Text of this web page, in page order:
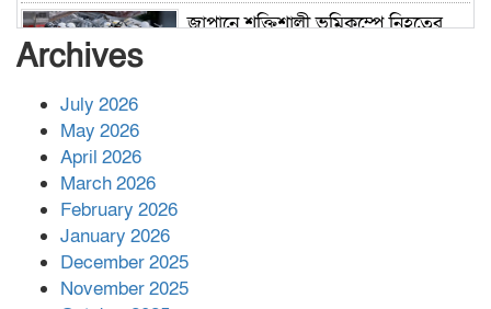
জাপানে শক্তিশালী ভূমিকম্পে নিহতের
Archives
July 2026
May 2026
April 2026
March 2026
February 2026
January 2026
December 2025
November 2025